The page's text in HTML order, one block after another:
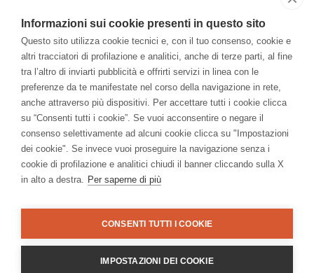
–
Accessibilitià
Con il contributo di:
Bando “Musei di Impresa 2025”
Informazioni sui cookie presenti in questo sito
Questo sito utilizza cookie tecnici e, con il tuo consenso, cookie e
altri tracciatori di profilazione e analitici, anche di terze parti, al fine
tra l’altro di inviarti pubblicità e offrirti servizi in linea con le
preferenze da te manifestate nel corso della navigazione in rete,
anche attraverso più dispositivi. Per accettare tutti i cookie clicca
su “Consenti tutti i cookie”. Se vuoi acconsentire o negare il
consenso selettivamente ad alcuni cookie clicca su "Impostazioni
dei cookie". Se invece vuoi proseguire la navigazione senza i
cookie di profilazione e analitici chiudi il banner cliccando sulla X
in alto a destra. Per saperne di più
CONSENTI TUTTI I COOKIE
IMPOSTAZIONI DEI COOKIE